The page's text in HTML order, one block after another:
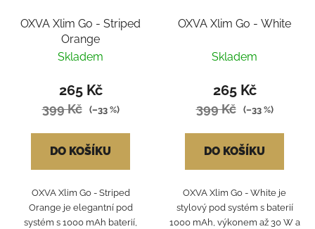
OXVA Xlim Go - Striped
Orange
Skladem
265 Kč
399 Kč (–33 %)
DO KOŠÍKU
OXVA Xlim Go - Striped
Orange je elegantní pod
systém s 1000 mAh baterií,
OXVA Xlim Go - White
Skladem
265 Kč
399 Kč (–33 %)
DO KOŠÍKU
OXVA Xlim Go - White je
stylový pod systém s baterií
1000 mAh, výkonem až 30 W a